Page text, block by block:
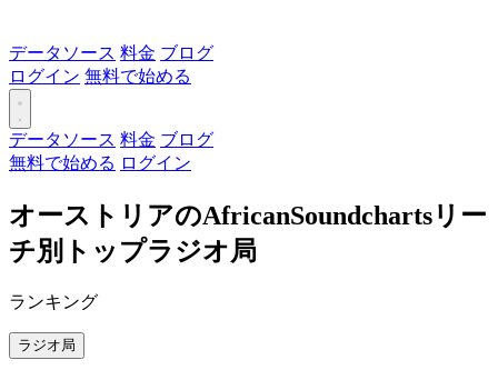
データソース 料金 ブログ
ログイン 無料で始める
データソース 料金 ブログ
無料で始める ログイン
オーストリアのAfricanSoundchartsリー
チ別トップラジオ局
ランキング
ラジオ局